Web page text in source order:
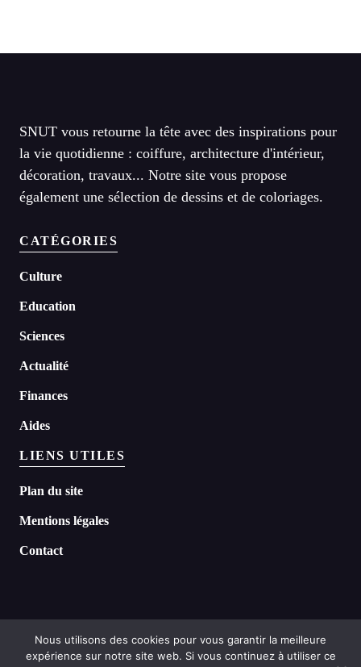
SNUT vous retourne la tête avec des inspirations pour
la vie quotidienne : coiffure, architecture d'intérieur,
décoration, travaux... Notre site vous propose
également une sélection de dessins et de coloriages.
CATÉGORIES
Culture
Education
Sciences
Actualité
Finances
Aides
LIENS UTILES
Plan du site
Mentions légales
Contact
©2026 Headline tous droits réservés
Nous utilisons des cookies pour vous garantir la meilleure
expérience sur notre site web. Si vous continuez à utiliser ce